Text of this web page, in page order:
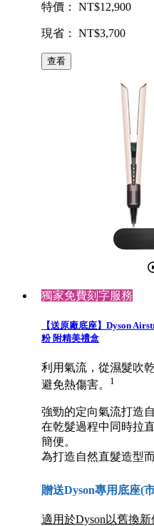
特價： NT$12,900
現省： NT$3,700
查看
獨家免費刻字服務
【送原廠底座】Dyson
粉 附精美禮盒
利用氣流，從濕髮吹
避免熱傷害。
1
強勁的定向氣流打造
在乾髮過程中同時拉
簡便。
為打造自然直髮造型而
贈送Dyson專用底座(
適用於Dyson以舊換新